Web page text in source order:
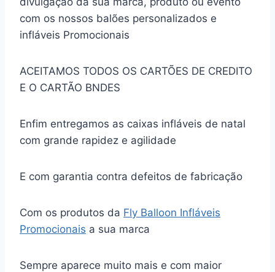
com os nossos balões personalizados e
infláveis Promocionais
ACEITAMOS TODOS OS CARTÕES DE CREDITO
E O CARTÃO BNDES
Enfim entregamos as caixas infláveis de natal
com grande rapidez e agilidade
E com garantia contra defeitos de fabricação
Com os produtos da Fly Balloon Infláveis
Promocionais a sua marca
Sempre aparece muito mais e com maior